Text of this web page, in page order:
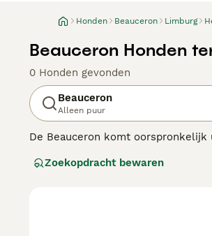
Honden Beauceron Limburg
Beauceron Honden
0 Honden gevonden
Beauceron
Alleen puur
De Beauceron komt
honden en vereisen daarom de
Zoekopdracht bewaren